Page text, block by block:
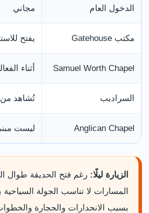
الدخول العام مجاني
مكتب Gatehouse يفتح
Samuel Worth Chapel أثناء
السراديب تُشاهد من
Anglican Chapel ليست
الزيارة ليلًا: رغم فتح الحديقة طوال
المسارات لا تناسب الجولة
بسبب الانحدارات والحجارة